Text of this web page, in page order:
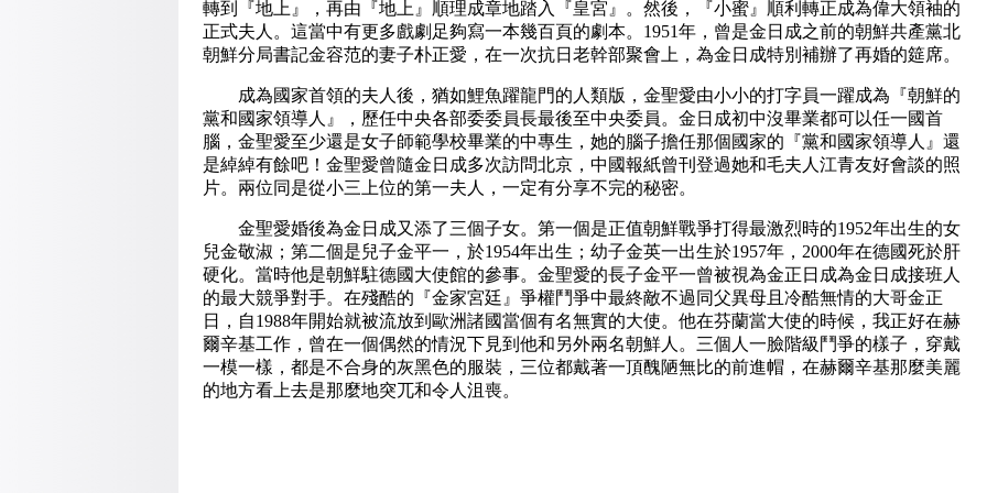
轉到『地上』，再由『地上』順理成章地踏入『皇宮』。然後，『小蜜』順利轉正成為偉大領袖的
正式夫人。這當中有更多戲劇足夠寫一本幾百頁的劇本。1951年，曾是金日成之前的朝鮮共產黨北
朝鮮分局書記金容范的妻子朴正愛，在一次抗日老幹部聚會上，為金日成特別補辦了再婚的筵席。
成為國家首領的夫人後，猶如鯉魚躍龍門的人類版，金聖愛由小小的打字員一躍成為『朝鮮的
黨和國家領導人』，歷任中央各部委委員長最後至中央委員。金日成初中沒畢業都可以任一國首
腦，金聖愛至少還是女子師範學校畢業的中專生，她的腦子擔任那個國家的『黨和國家領導人』還
是綽綽有餘吧！金聖愛曾隨金日成多次訪問北京，中國報紙曾刊登過她和毛夫人江青友好會談的照
片。兩位同是從小三上位的第一夫人，一定有分享不完的秘密。
金聖愛婚後為金日成又添了三個子女。第一個是正值朝鮮戰爭打得最激烈時的1952年出生的女
兒金敬淑；第二個是兒子金平一，於1954年出生；幼子金英一出生於1957年，2000年在德國死於肝
硬化。當時他是朝鮮駐德國大使館的參事。金聖愛的長子金平一曾被視為金正日成為金日成接班人
的最大競爭對手。在殘酷的『金家宮廷』爭權鬥爭中最終敵不過同父異母且冷酷無情的大哥金正
日，自1988年開始就被流放到歐洲諸國當個有名無實的大使。他在芬蘭當大使的時候，我正好在赫
爾辛基工作，曾在一個偶然的情況下見到他和另外兩名朝鮮人。三個人一臉階級鬥爭的樣子，穿戴
一模一樣，都是不合身的灰黑色的服裝，三位都戴著一頂醜陋無比的前進帽，在赫爾辛基那麼美麗
的地方看上去是那麼地突兀和令人沮喪。